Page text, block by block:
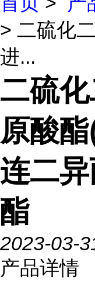
> 二硫化
进...
二硫
原酸
连二
酯
2023-03-
产品详情